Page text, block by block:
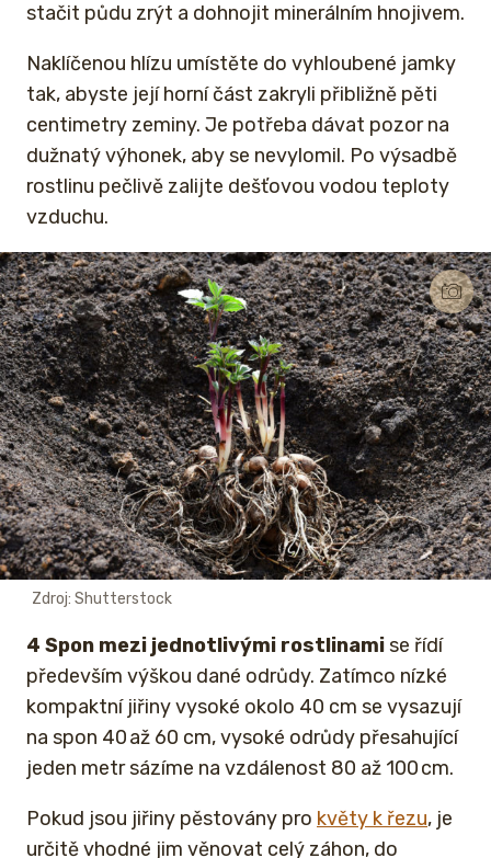
stačit půdu zrýt a dohnojit minerálním hnojivem.
Naklíčenou hlízu umístěte do vyhloubené jamky
tak, abyste její horní část zakryli přibližně pěti
centimetry zeminy. Je potřeba dávat pozor na
dužnatý výhonek, aby se nevylomil. Po výsadbě
rostlinu pečlivě zalijte dešťovou vodou teploty
vzduchu.
Zdroj: Shutterstock
4 Spon mezi jednotlivými rostlinamise řídí
především výškou dané odrůdy. Zatímco nízké
kompaktní jiřiny vysoké okolo 40 cm se vysazují
na spon 40 až 60 cm, vysoké odrůdy přesahující
jeden metr sázíme na vzdálenost 80 až 100 cm.
Pokud jsou jiřiny pěstovány pro květy k řezu, je
určitě vhodné jim věnovat celý záhon, do